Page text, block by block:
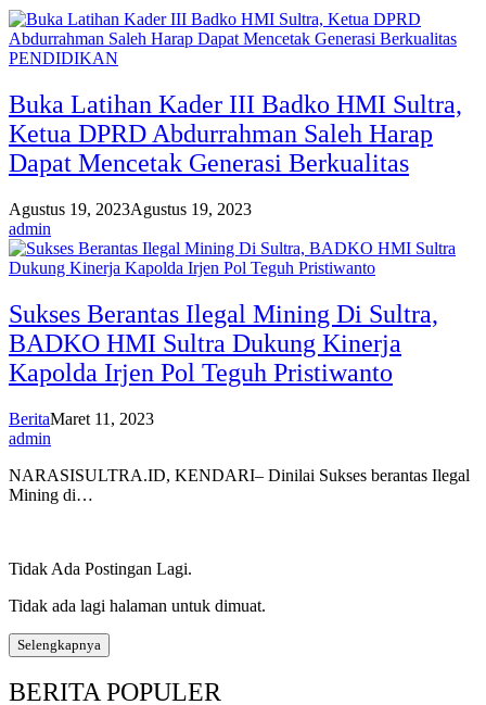
PENDIDIKAN
Buka Latihan Kader III Badko HMI Sultra,
Ketua DPRD Abdurrahman Saleh Harap
Dapat Mencetak Generasi Berkualitas
Agustus 19, 2023Agustus 19, 2023
admin
Sukses Berantas Ilegal Mining Di Sultra,
BADKO HMI Sultra Dukung Kinerja
Kapolda Irjen Pol Teguh Pristiwanto
BeritaMaret 11, 2023
admin
NARASISULTRA.ID, KENDARI– Dinilai Sukses berantas Ilegal
Mining di…
Tidak Ada Postingan Lagi.
Tidak ada lagi halaman untuk dimuat.
Selengkapnya
BERITA POPULER